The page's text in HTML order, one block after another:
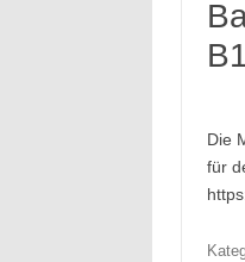
Die
für